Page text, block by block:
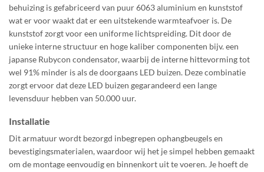
behuizing is gefabriceerd van puur 6063 aluminium en kunststof
wat er voor waakt dat er een uitstekende warmteafvoer is. De
kunststof zorgt voor een uniforme lichtspreiding. Dit door de
unieke interne structuur en hoge kaliber componenten bijv. een
japanse Rubycon condensator, waarbij de interne hittevorming tot
wel 91% minder is als de doorgaans LED buizen. Deze combinatie
zorgt ervoor dat deze LED buizen gegarandeerd een lange
levensduur hebben van 50.000 uur.
Installatie
Dit armatuur wordt bezorgd inbegrepen ophangbeugels en
bevestigingsmaterialen, waardoor wij het je simpel hebben gemaakt
om de montage eenvoudig en binnenkort uit te voeren. Je hoeft de